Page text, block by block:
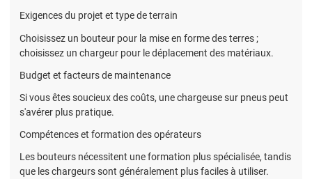
Exigences du projet et type de terrain
Choisissez un bouteur pour la mise en forme des terres ;
choisissez un chargeur pour le déplacement des matériaux.
Budget et facteurs de maintenance
Si vous êtes soucieux des coûts, une chargeuse sur pneus peut
s'avérer plus pratique.
Compétences et formation des opérateurs
Les bouteurs nécessitent une formation plus spécialisée, tandis
que les chargeurs sont généralement plus faciles à utiliser.